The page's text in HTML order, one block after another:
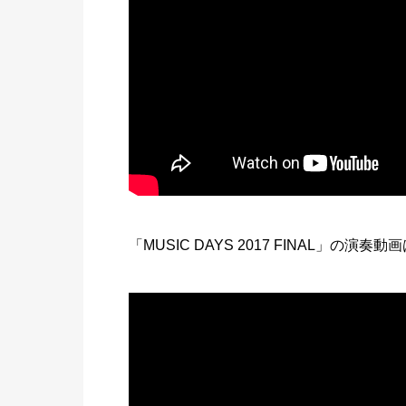
「MUSIC DAYS 2017 FINAL」の演奏動画